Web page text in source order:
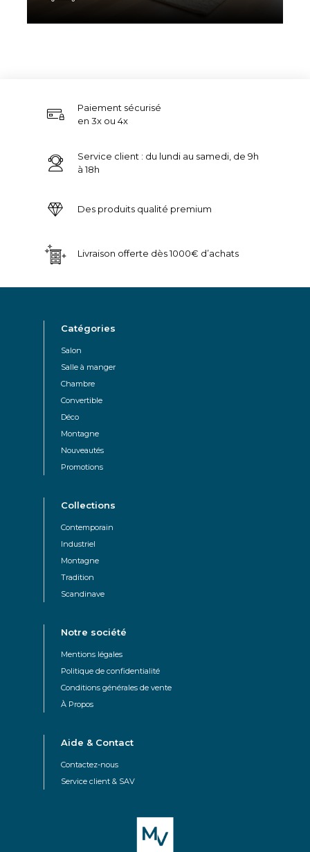
Paiement sécurisé
en 3x ou 4x
Service client : du lundi au samedi, de 9h
à 18h
Des produits qualité premium
Livraison offerte dès 1000€ d’achats
Catégories
Salon
Salle à manger
Chambre
Convertible
Déco
Montagne
Nouveautés
Promotions
Collections
Contemporain
Industriel
Montagne
Tradition
Scandinave
Notre société
Mentions légales
Politique de confidentialité
Conditions générales de vente
À Propos
Aide & Contact
Contactez-nous
Service client & SAV